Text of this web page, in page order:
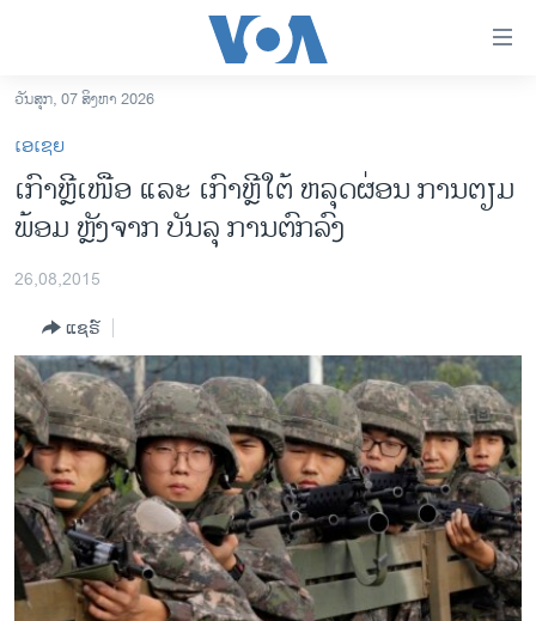
ເຂົ້າ
ຫາ
ຂ້າມ
ຂ້າມ
ຂ້າມ
ຫາ
ລາວ
ອາເມຣິກາ
ການເລືອກຕັ້ງ ປະທານາທີບໍດີ ສະຫະລັດ 2024
ຂ່າວ​ຈີນ
ໂລກ
ເອເຊຍ
ອິດສະຫຼະພາບດ້ານການຂ່າວ
ຊີວິດຊາວລາວ
ຊຸມຊົນຊາວລາວ
ວິທະຍາສາດ-ເທັກໂນໂລຈີ
ທຸລະກິດ
ວັນສຸກ, 07 ສິງຫາ 2026
ເອເຊຍ
ເກົາຫຼີເໜືອ ແລະ ເກົາຫຼີໃຕ້ ຫລຸດຜ່ອນ ​ການຕຽມ​
ພ້ອມ ​ຫຼັງຈາກ ບັນລຸ ການຕົກລົງ
26,08,2015
ແຊຣ໌